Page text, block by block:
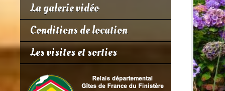
La galerie vidéo
Conditions de location
Les visites et sorties